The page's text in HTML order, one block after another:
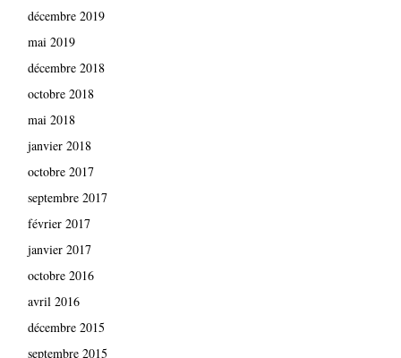
décembre 2019
mai 2019
décembre 2018
octobre 2018
mai 2018
janvier 2018
octobre 2017
septembre 2017
février 2017
janvier 2017
octobre 2016
avril 2016
décembre 2015
septembre 2015